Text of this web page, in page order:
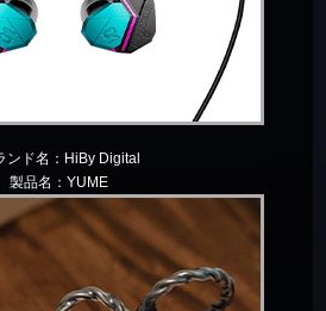
ンド名： HiBy Digital
製品名：YUME